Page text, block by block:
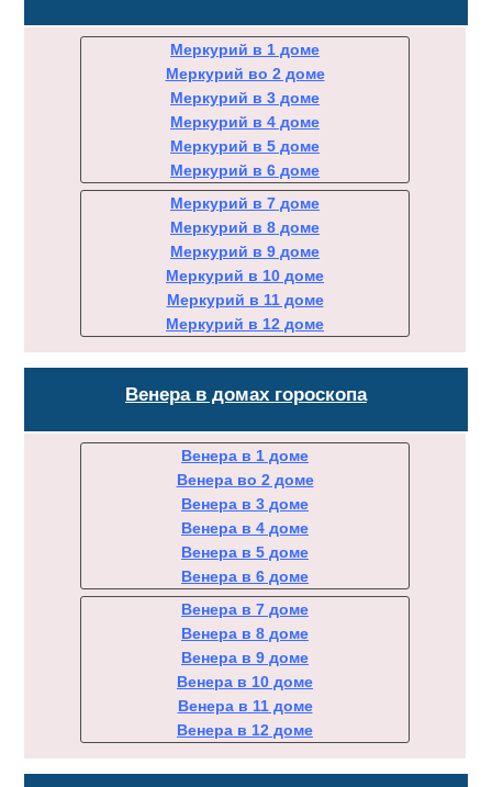
Меркурий в 1 доме
Меркурий во 2 доме
Меркурий в 3 доме
Меркурий в 4 доме
Меркурий в 5 доме
Меркурий в 6 доме
Меркурий в 7 доме
Меркурий в 8 доме
Меркурий в 9 доме
Меркурий в 10 доме
Меркурий в 11 доме
Меркурий в 12 доме
Венера в домах гороскопа
Венера в 1 доме
Венера во 2 доме
Венера в 3 доме
Венера в 4 доме
Венера в 5 доме
Венера в 6 доме
Венера в 7 доме
Венера в 8 доме
Венера в 9 доме
Венера в 10 доме
Венера в 11 доме
Венера в 12 доме